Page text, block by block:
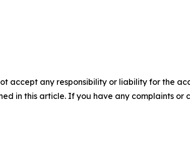
accept any responsibility or liability for the
in this article. If you have any complaints or